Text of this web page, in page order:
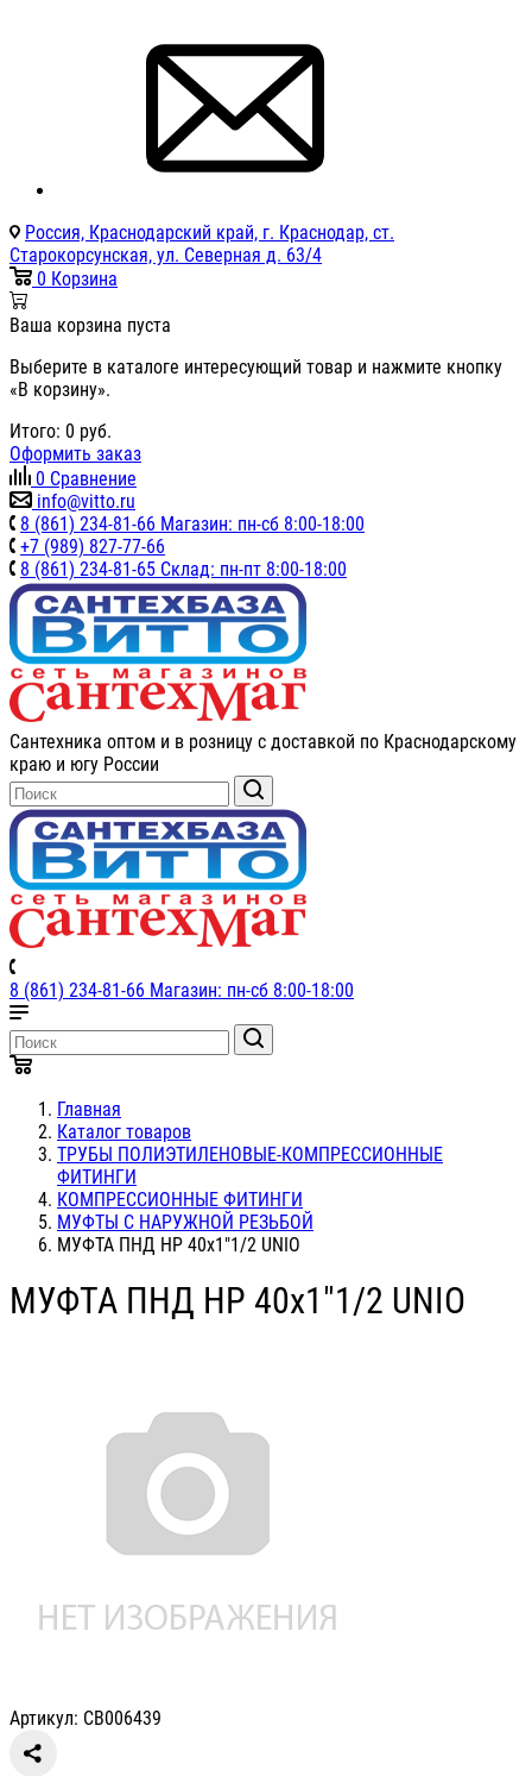
Россия, Краснодарский край, г. Краснодар, ст.
Старокорсунская, ул. Северная д. 63/4
0 Корзина
Ваша корзина пуста
Выберите в каталоге интересующий товар и нажмите кнопку
«В корзину».
Итого: 0 руб.
Оформить заказ
0 Сравнение
info@vitto.ru
8 (861) 234-81-66 Магазин: пн-сб 8:00-18:00
+7 (989) 827-77-66
8 (861) 234-81-65 Склад: пн-пт 8:00-18:00
Сантехника оптом и в розницу с доставкой по Краснодарскому
краю и югу России
8 (861) 234-81-66 Магазин: пн-сб 8:00-18:00
Главная
Каталог товаров
ТРУБЫ ПОЛИЭТИЛЕНОВЫЕ-КОМПРЕССИОННЫЕ
ФИТИНГИ
КОМПРЕССИОННЫЕ ФИТИНГИ
МУФТЫ С НАРУЖНОЙ РЕЗЬБОЙ
МУФТА ПНД НР 40х1"1/2 UNIO
МУФТА ПНД НР 40х1"1/2 UNIO
Артикул: СВ006439